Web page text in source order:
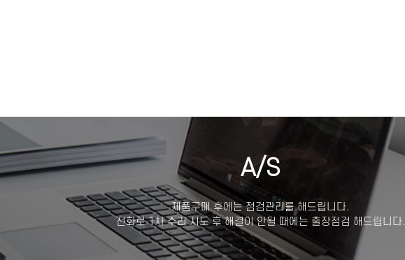
A/S
제품구매 후에는 점검관리를 해드립니다.
전화로 1차 수리 시도 후 해결이 안될 때에는 출장점검 해드립니다.